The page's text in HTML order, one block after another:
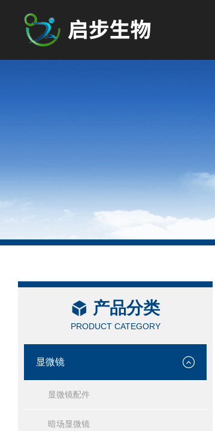
产品分类
PRODUCT CATEGORY
显微镜
显微镜配件
暗场显微镜